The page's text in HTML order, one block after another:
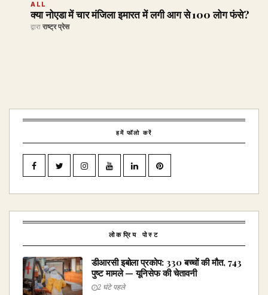
ALL
क्या नोएडा में चार मंजिला इमारत में लगी आग से 100 लोग फंसे?
द्वारा राष्ट्र प्रेस
हमें फॉलो करें
लोकप्रिय पोस्ट
डीआरसी इबोला प्रकोप: 330 बच्चों की मौत, 743
पुष्ट मामले — यूनिसेफ की चेतावनी
2 घंटे पहले